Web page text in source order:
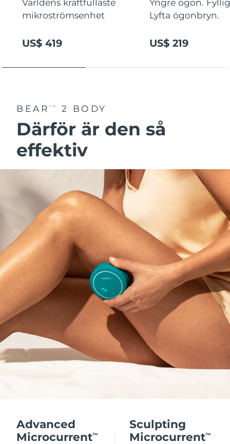
Världens kraftfullaste
mikroströmsenhet
US$ 419
Yngre ögon.
Lyfta ögonbryn.
US$ 219
BEARTM 2 BODY
Därför är den så
effektiv
Advanced
MicrocurrentTM
Sculpting
MicrocurrentTM